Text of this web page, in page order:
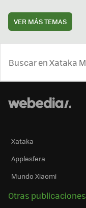
VER MÁS TEMAS
Xataka
Applesfera
Mundo Xiaomi
Otras